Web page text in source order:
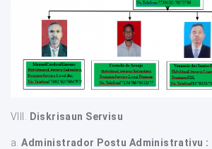
VIII. Diskrisaun Servisu
a.Administrador Postu Administrativu :